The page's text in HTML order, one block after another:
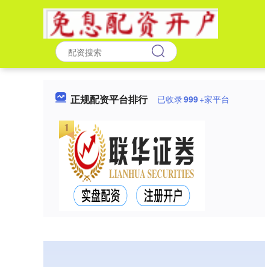
正规配资平台排行 已收录999+家平台